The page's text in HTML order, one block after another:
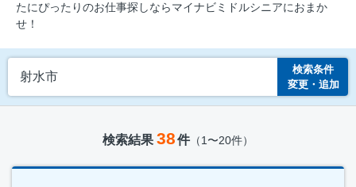
たにぴったりのお仕事探しならマイナビミドルシニアにおまか
せ！
射水市
検索条件
変更・追加
検索結果 38件（1〜20件）